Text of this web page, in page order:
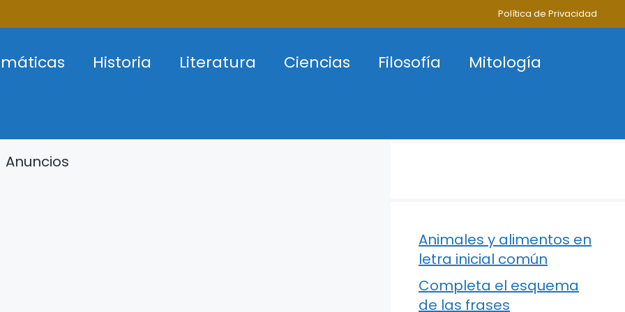
Política de Privacidad
Historia Literatura Ciencias Filosofía
Mitología
Anuncios
Animales y alimentos en
letra inicial común
Completa el esquema
de las frases